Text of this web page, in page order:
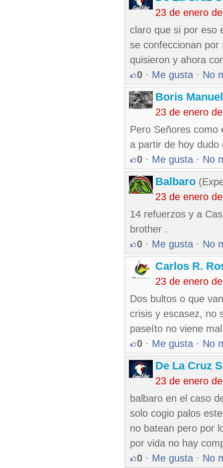
23 de enero
claro que si por eso
se confeccionan por
quisieron y ahora
0 · Me gusta · No
Boris
23 de enero
Pero Señores como
a partir de hoy dudo
0 · Me gusta · No
Balbaro
23 de enero
14 refuerzos y a
brother .
0 · Me gusta · No
Carlos R.
23 de enero
Dos bultos o que
crisis y escasez, no
paseíto no viene
0 · Me gusta · No
De La Cruz
23 de enero
balbaro en el caso
solo cogio palos
no batean pero por
por vida no hay
0 · Me gusta · No